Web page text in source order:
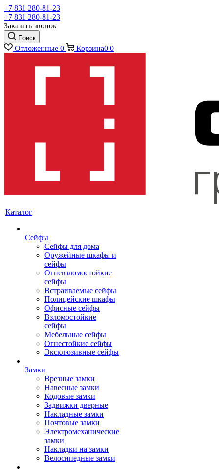
+7 831 280-81-23
+7 831 280-81-23
Заказать звонок
Поиск
Отложенные 0 Корзина0 0
Каталог
Сейфы
Сейфы для дома
Оружейные шкафы и
сейфы
Огневзломостойкие
сейфы
Встраиваемые сейфы
Полицейские шкафы
Офисные сейфы
Взломостойкие
сейфы
Мебельные сейфы
Огнестойкие сейфы
Эксклюзивные сейфы
Замки
Врезные замки
Навесные замки
Кодовые замки
Задвижки дверные
Накладные замки
Почтовые замки
Электромеханические
замки
Накладки на замки
Велосипедные замки